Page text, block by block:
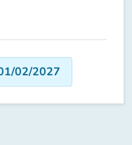
02/2027